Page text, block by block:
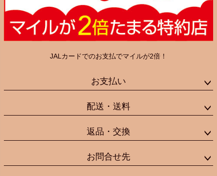
JALカードでのお支払でマイルが2倍！
お支払い
配送・送料
返品・交換
お問合せ先